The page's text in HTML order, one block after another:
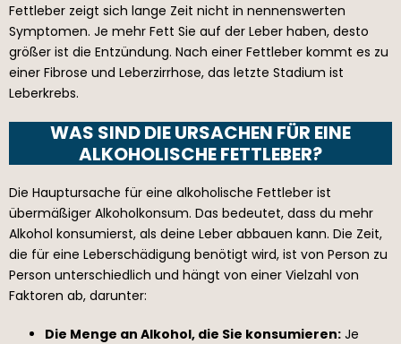
Fettleber zeigt sich lange Zeit nicht in nennenswerten
Symptomen. Je mehr Fett Sie auf der Leber haben, desto
größer ist die Entzündung. Nach einer Fettleber kommt es zu
einer Fibrose und Leberzirrhose, das letzte Stadium ist
Leberkrebs.
WAS SIND DIE URSACHEN FÜR EINE
ALKOHOLISCHE FETTLEBER?
Die Hauptursache für eine alkoholische Fettleber ist
übermäßiger Alkoholkonsum. Das bedeutet, dass du mehr
Alkohol konsumierst, als deine Leber abbauen kann. Die Zeit,
die für eine Leberschädigung benötigt wird, ist von Person zu
Person unterschiedlich und hängt von einer Vielzahl von
Faktoren ab, darunter:
Die Menge an Alkohol, die Sie konsumieren: Je